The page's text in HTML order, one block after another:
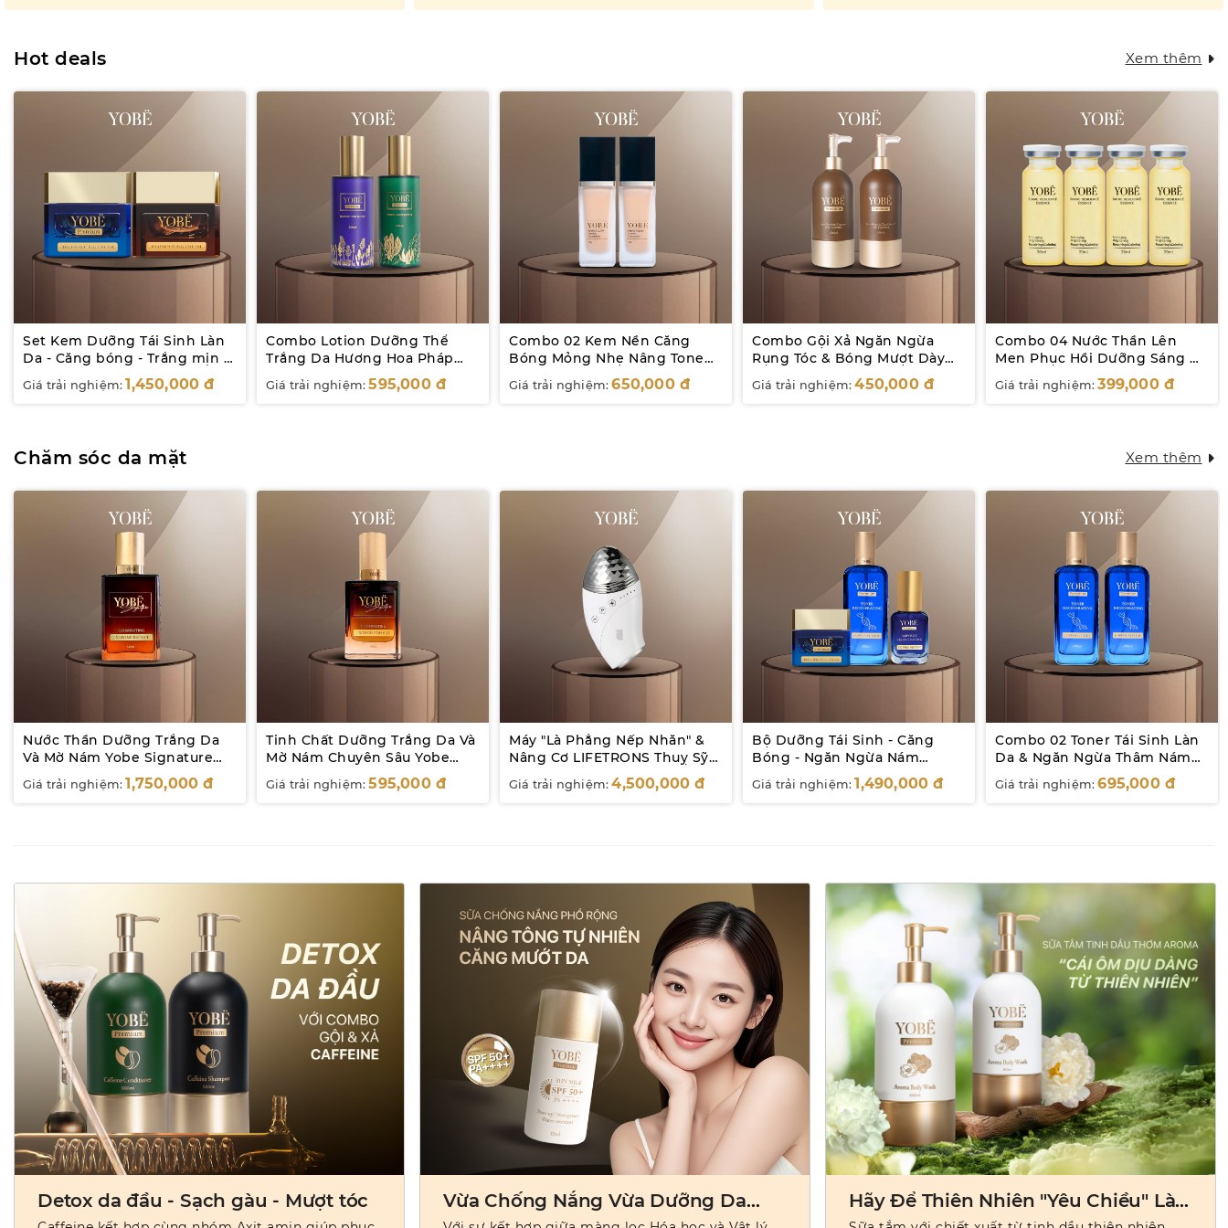
của Châu Âu.
nhiên
Hot deals Xem thêm
Set Kem Dưỡng Tái Sinh Làn
Da - Căng bóng - Trắng mịn -
Mờ Nám YOBE
Giá trải nghiệm: 1,450,000đ
Combo Lotion Dưỡng Thể
Trắng Da Hương Hoa Pháp
YOBE
Giá trải nghiệm:595,000đ
Combo 02 Kem Nền Căng
Bóng Mỏng Nhẹ Nâng Tone
Tự Nhiên Yobe 30mL
Giá trải nghiệm:650,000đ
Combo Gội Xả Ngăn Ngừa
Rụng Tóc & Bóng Mượt Dày
Tóc YOBE
Giá trải nghiệm:450,000đ
Combo 04 Nước Thần Lên
Men Phục Hồi Dưỡng Sáng Da
20mL
Giá trải nghiệm:399,000đ
Chăm sóc da mặt Xem thêm
Nước Thần Dưỡng Trắng Da
Và Mờ Nám Yobe Signature
145mL
Giá trải nghiệm: 1,750,000đ
Tinh Chất Dưỡng Trắng Da Và
Mờ Nám Chuyên Sâu Yobe
Signature 60mL
Giá trải nghiệm:595,000đ
Máy "Là Phẳng Nếp Nhăn" &
Nâng Cơ LIFETRONS Thuỵ Sỹ
CM-400
Giá trải nghiệm:4,500,000đ
Bộ Dưỡng Tái Sinh - Căng
Bóng - Ngăn Ngừa Nám
Copper Peptide Yobe
Giá trải nghiệm: 1,490,000đ
Combo 02 Toner Tái Sinh Làn
Da & Ngăn Ngừa Thâm Nám
Coppper Peptide YOBE
200mL
Giá trải nghiệm:695,000đ
Detox da đầu - Sạch gàu - Mượt tóc
Vừa Chống Nắng Vừa Dưỡng Da
Hãy Để Thiên Nhiên "Yêu Chiều" Làn